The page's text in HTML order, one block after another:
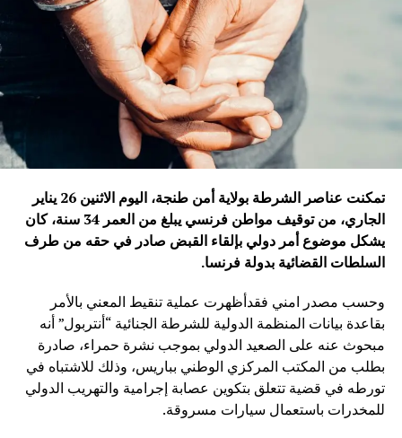
تمكنت عناصر الشرطة بولاية أمن طنجة، اليوم الاثنين 26 يناير
الجاري، من توقيف مواطن فرنسي يبلغ من العمر 34 سنة، كان
يشكل موضوع أمر دولي بإلقاء القبض صادر في حقه من طرف
السلطات القضائية بدولة فرنسا.
وحسب مصدر امني فقدأظهرت عملية تنقيط المعني بالأمر
بقاعدة بيانات المنظمة الدولية للشرطة الجنائية “أنتربول” أنه
مبحوث عنه على الصعيد الدولي بموجب نشرة حمراء، صادرة
بطلب من المكتب المركزي الوطني بباريس، وذلك للاشتباه في
تورطه في قضية تتعلق بتكوين عصابة إجرامية والتهريب الدولي
للمخدرات باستعمال سيارات مسروقة.